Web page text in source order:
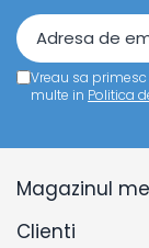
Vreau sa
multe in Politica
Magazinul
Clienti